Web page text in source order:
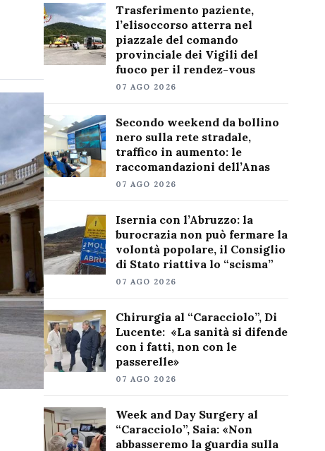
Trasferimento paziente,
l’elisoccorso atterra nel
piazzale del comando
provinciale dei Vigili del
fuoco per il rendez-vous
07 AGO 2026
Secondo weekend da bollino
nero sulla rete stradale,
traffico in aumento: le
raccomandazioni dell’Anas
07 AGO 2026
Isernia con l’Abruzzo: la
burocrazia non può fermare la
volontà popolare, il Consiglio
di Stato riattiva lo “scisma”
07 AGO 2026
Chirurgia al “Caracciolo”, Di
Lucente: «La sanità si difende
con i fatti, non con le
passerelle»
07 AGO 2026
Week and Day Surgery al
“Caracciolo”, Saia: «Non
abbasseremo la guardia sulla